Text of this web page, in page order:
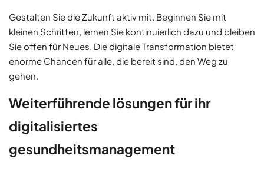
Gestalten Sie die Zukunft aktiv mit. Beginnen Sie mit
kleinen Schritten, lernen Sie kontinuierlich dazu und bleiben
Sie offen für Neues. Die digitale Transformation bietet
enorme Chancen für alle, die bereit sind, den Weg zu
gehen.
Weiterführende lösungen für ihr
digitalisiertes
gesundheitsmanagement